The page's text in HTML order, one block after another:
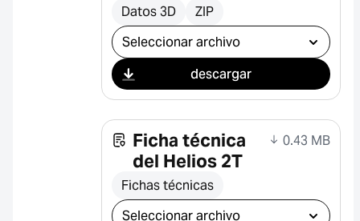
Datos 3D ZIP
Seleccionar descarga
descargar
Ficha técnica
del Helios 2T
0.43 MB
Fichas técnicas
Seleccionar descarga